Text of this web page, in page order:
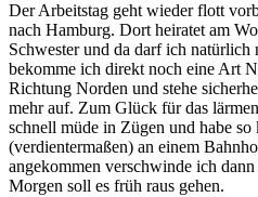
Der Arbeitstag geht wieder flott
nach Hamburg. Dort heiratet am
Schwester und da darf ich
bekomme ich direkt noch eine Art
Richtung Norden und stehe
mehr auf. Zum Glück für das
schnell müde in Zügen und habe so
(verdientermaßen) an einem
angekommen verschwinde ich
Morgen soll es früh raus gehen.